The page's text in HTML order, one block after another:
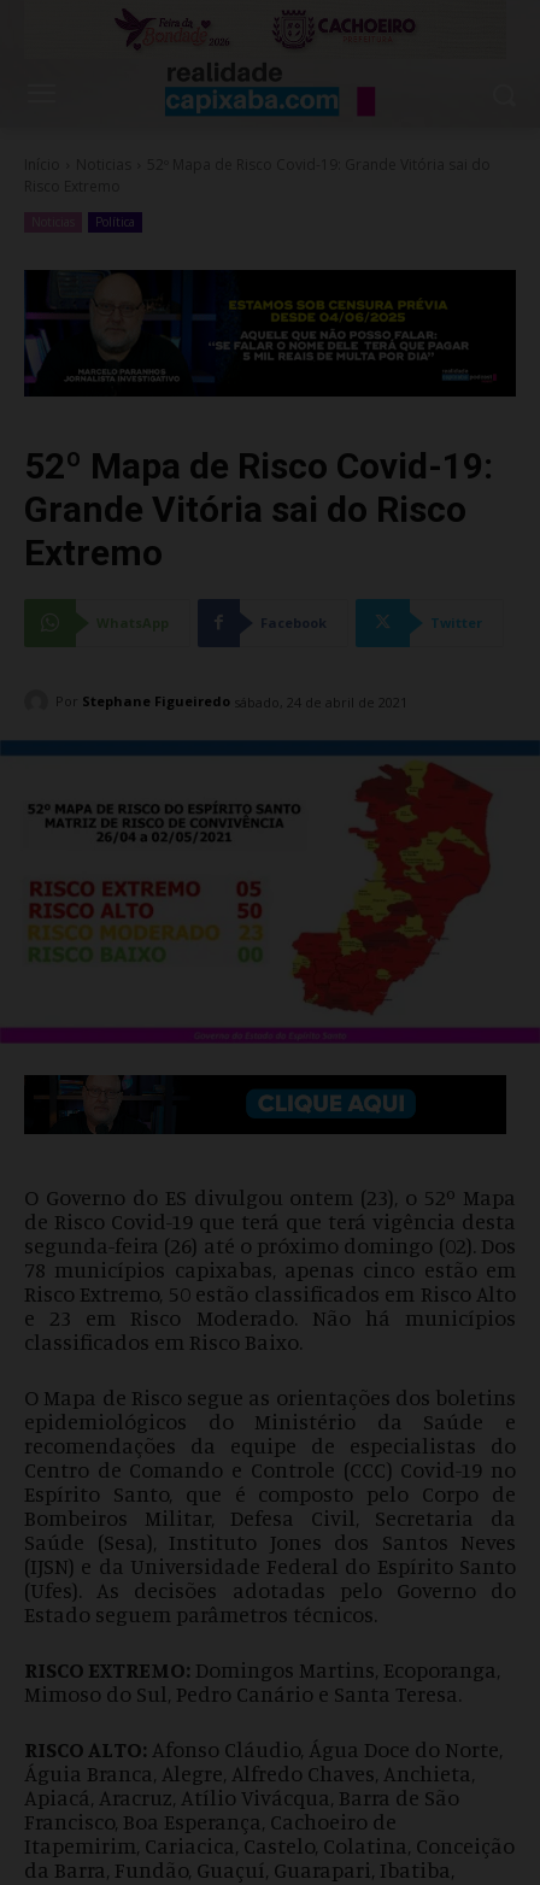
Política
52º Mapa de Risco Covid-19:
Grande Vitória sai do Risco
Extremo
Facebook Twitter
Por Stephane Figueiredo sábado, 24 de abril de 2021
O Governo do ES divulgou ontem (23), o 52º Mapa
de Risco Covid-19 que terá que terá vigência desta
segunda-feira (26) até o próximo domingo (02). Dos
78 municípios capixabas, apenas cinco estão em
Risco Extremo, 50 estão classificados em Risco Alto
e 23 em Risco Moderado. Não há municípios
classificados em Risco Baixo.
O Mapa de Risco segue as orientações dos boletins
epidemiológicos do Ministério da Saúde e
recomendações da equipe de especialistas do
Centro de Comando e Controle (CCC) Covid-19 no
Espírito Santo, que é composto pelo Corpo de
Bombeiros Militar, Defesa Civil, Secretaria da
Saúde (Sesa), Instituto Jones dos Santos Neves
(IJSN) e da Universidade Federal do Espírito Santo
(Ufes). As decisões adotadas pelo Governo do
Estado seguem parâmetros técnicos.
RISCO EXTREMO: Domingos Martins, Ecoporanga,
Mimoso do Sul, Pedro Canário e Santa Teresa.
RISCO ALTO: Afonso Cláudio, Água Doce do Norte,
Águia Branca, Alegre, Alfredo Chaves, Anchieta,
Apiacá, Aracruz, Atílio Vivácqua, Barra de São
Francisco, Boa Esperança, Cachoeiro de
Itapemirim, Cariacica, Castelo, Colatina, Conceição
da Barra, Fundão, Guaçuí, Guarapari, Ibatiba,